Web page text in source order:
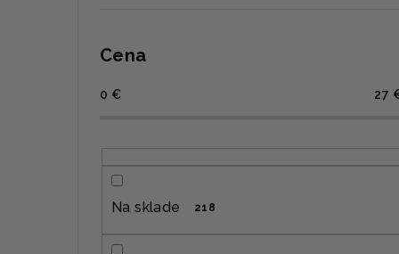
Cena
0 € 27
Na sklade 218